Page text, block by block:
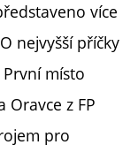
více
nejvyšší příčky
místo
Oravce z FP
pro